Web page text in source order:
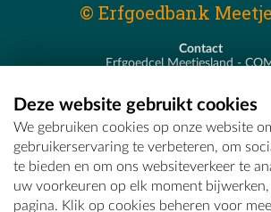
© Erfgoedbank
Contact
Erfgoedcel Meetjesland -
T - 09 373 75 96
E -erfgoedcel@comeet.be
Deze website gebruikt cookies
We gebruiken cookies op onze website
gebruikerservaring te verbeteren, om
te bieden en om ons websiteverkeer te
uw voorkeuren op elk moment
pagina. Klik op cookies beheren voor